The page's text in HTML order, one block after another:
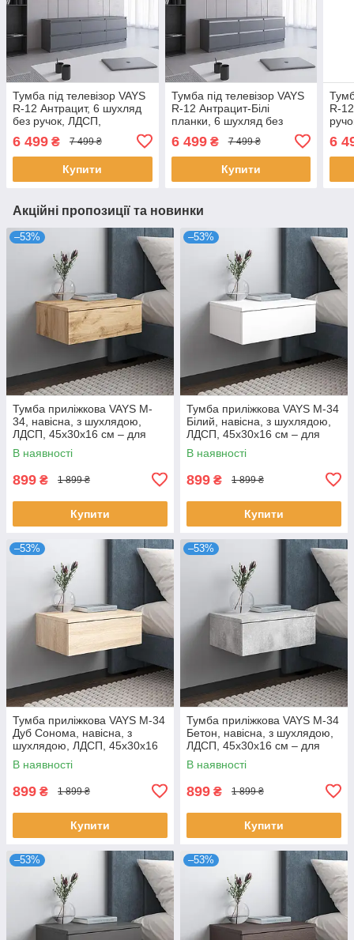
Тумба під телевізор VAYS
R-12 Антрацит, 6 шухляд
без ручок, ЛДСП,
6 499 ₴ 7 499 ₴
Купити
Тумба під телевізор VAYS
R-12 Антрацит-Білі
планки, 6 шухляд без
ручок, ЛДСП, 180×40×53
см
6 499₴ 7 499 ₴
Купити
R-
6
Акційні пропозиції та новинки
–53%
Тумба приліжкова VAYS M-
34, навісна, з шухлядою,
ЛДСП, 45х30х16 см – для
спальні
В наявності
899 ₴ 1 899 ₴
Купити
–53%
Тумба приліжкова VAYS M-34
Білий, навісна, з шухлядою,
ЛДСП, 45х30х16 см – для
спальні
В наявності
899 ₴ 1 899 ₴
Купити
–53%
Тумба приліжкова VAYS M-34
Дуб Сонома, навісна, з
шухлядою, ЛДСП, 45х30х16
см – для спальні
В наявності
899 ₴ 1 899 ₴
Купити
–53%
Тумба приліжкова VAYS M-34
Бетон, навісна, з шухлядою,
ЛДСП, 45х30х16 см – для
спальні
В наявності
899 ₴ 1 899 ₴
Купити
–53% –53%